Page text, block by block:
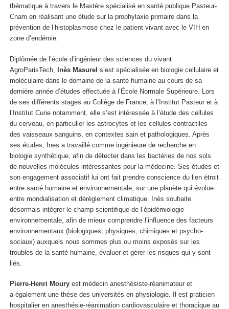
thématique à travers le Mastère spécialisé en santé publique Pasteur-
Cnam en réalisant une étude sur la prophylaxie primaire dans la
prévention de l’histoplasmose chez le patient vivant avec le VIH en
zone d’endémie.
Diplômée de l’école d’ingénieur des sciences du vivant
AgroParisTech,
Inès Masurel s’est spécialisée en biologie cellulaire et
moléculaire dans le domaine de la santé humaine au cours de sa
dernière année d’études effectuée à l’École Normale Supérieure. Lors
de ses différents stages au Collège de France, à l’Institut Pasteur et à
l’Institut Curie notamment, elle s’est intéressée à l’étude des cellules
du cerveau, en particulier les astrocytes et les cellules contractiles
des vaisseaux sanguins, en contextes sain et pathologiques. Après
ses études, Ines a travaillé comme ingénieure de recherche en
biologie synthétique, afin de détecter dans les bactéries de nos sols
de nouvelles molécules intéressantes pour la médecine. Ses études et
son engagement associatif lui ont fait prendre conscience du lien étroit
entre santé humaine et environnementale, sur une planète qui évolue
entre mondialisation et dérèglement climatique. Inès souhaite
désormais intégrer le champ scientifique de l’épidémiologie
environnementale, afin de mieux comprendre l’influence des facteurs
environnementaux (biologiques, physiques, chimiques et psycho-
sociaux) auxquels nous sommes plus ou moins exposés sur les
troubles de la santé humaine, évaluer et gérer les risques qui y sont
liés.
Pierre-Henri Moury est médecin anesthésiste-réanimateur et
a également une thèse des universités en physiologie. Il est praticien
hospitalier en anesthésie-réanimation cardiovasculaire et thoracique au